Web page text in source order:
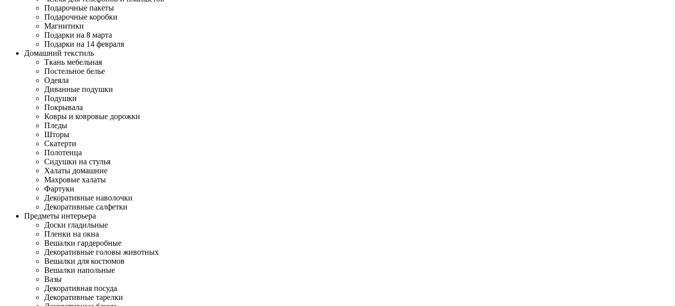
Подарочные пакеты
Подарочные коробки
Магнитики
Подарки на 8 марта
Подарки на 14 февраля
Домашний текстиль
Ткань мебельная
Постельное белье
Одеяла
Диванные подушки
Подушки
Покрывала
Ковры и ковровые дорожки
Пледы
Шторы
Скатерти
Полотенца
Сидушки на стулья
Халаты домашние
Махровые халаты
Фартуки
Декоративные наволочки
Декоративные салфетки
Предметы интерьера
Доски гладильные
Пленки на окна
Вешалки гардеробные
Декоративные головы животных
Вешалки для костюмов
Вешалки напольные
Вазы
Декоративная посуда
Декоративные тарелки